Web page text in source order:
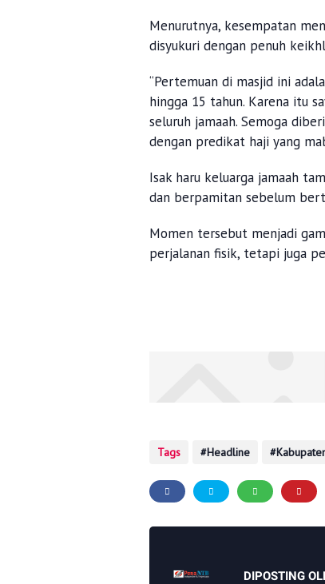
Menurutnya, kesempatan
disyukuri dengan penuh
“Pertemuan di masjid ini
hingga 15 tahun. Karena itu
seluruh jamaah. Semoga
dengan predikat haji yang
Isak haru keluarga jamaah
dan berpamitan sebelum
Momen tersebut menjadi
perjalanan fisik, tetapi juga
Tags Headline
DIPOSTING